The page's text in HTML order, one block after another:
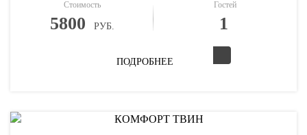
Стоимость
5800 РУБ.
Гостей
1
ПОДРОБНЕЕ